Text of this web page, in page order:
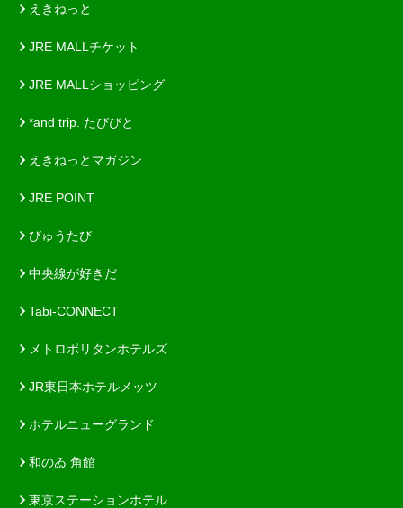
えきねっと
JRE MALLチケット
JRE MALLショッピング
*and trip. たびびと
えきねっとマガジン
JRE POINT
びゅうたび
中央線が好きだ
Tabi-CONNECT
メトロポリタンホテルズ
JR東日本ホテルメッツ
ホテルニューグランド
和のゐ 角館
東京ステーションホテル